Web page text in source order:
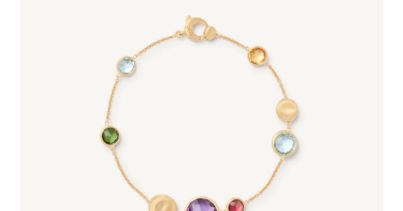
essere
scelte
nella
del
prodotto